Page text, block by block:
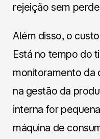
rejeição sem
Além disso, o
Está no tempo do
monitoramento da
na gestão da
interna for
máquina de